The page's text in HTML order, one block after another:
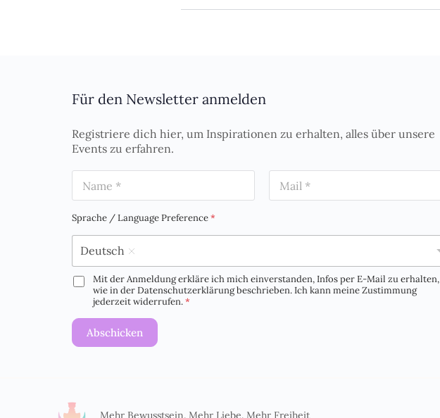
Für den Newsletter anmelden
Registriere dich hier, um Inspirationen zu erhalten, alles über unsere
Events zu erfahren.
m
e
a
Sprache / Language Preference*
Deutsch
D
V
-
v
e
Mit der Anmeldung erkläre ich mich einverstanden, Infos per E-Mail zu erhalten,
wie in der Datenschutzerklärung beschrieben. Ich kann meine Zustimmung
jederzeit widerrufen.*
Abschicken
Mehr Bewusstsein. Mehr Liebe. Mehr Freiheit